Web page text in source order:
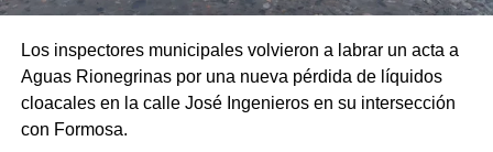
Los inspectores municipales volvieron a labrar un acta a
Aguas Rionegrinas por una nueva pérdida de líquidos
cloacales en la calle José Ingenieros en su intersección
con Formosa.